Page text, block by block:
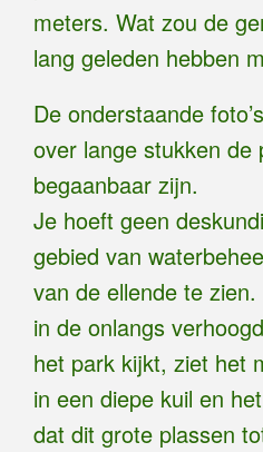
meters. Wat zou de
lang geleden hebben
De onderstaande
over lange stukken de
begaanbaar zijn.
Je hoeft geen
gebied van
van de ellende te
in de onlangs
het park kijkt, ziet het
in een diepe kuil en
dat dit grote plassen